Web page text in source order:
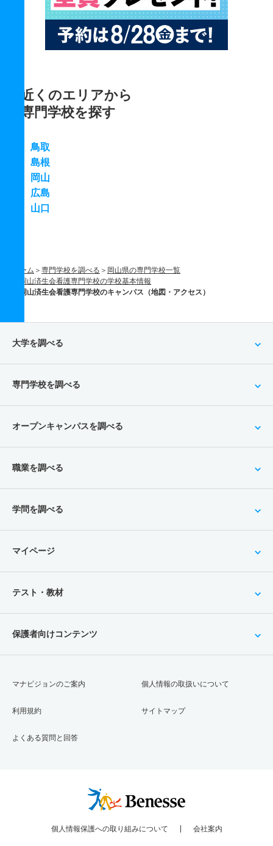
近くのエリアから
専門学校を探す
鳥取
島根
岡山
広島
山口
ホーム 専門学校を調べる
岡山県の専門学校一覧
岡山済生会看護専門学校の学校基本情報
岡山済生会看護専門学校のキャンパス（地図・アクセス）
大学を調べる
専門学校を調べる
オープンキャンパスを調べる
職業を調べる
学問を調べる
マイページ
テスト・教材
保護者向けコンテンツ
マナビジョンのご案内
利用規約
よくある質問と回答
個人情報の取扱いについて
サイトマップ
個人情報保護への取り組みについて 会社案内